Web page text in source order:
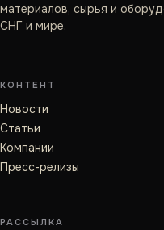
материалов, сырья и
СНГ и мире.
КОНТЕНТ
Новости
Статьи
Компании
Пресс-релизы
РАССЫЛКА